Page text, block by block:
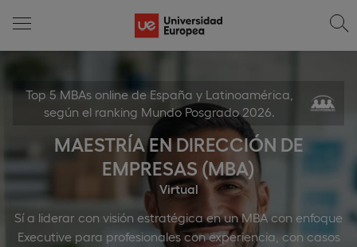
Top 5 MBAs online de España y Latinoamérica,
según el ranking Mundo Posgrado 2026.
MAESTRÍA EN DIRECCIÓN DE
EMPRESAS (MBA)
Virtual
Sí a liderar con visión estratégica en un MBA con enfoque
Executive para profesionales con experiencia, con casos